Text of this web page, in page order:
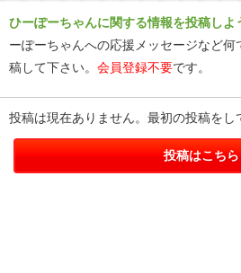
ひーぽーちゃんに関する情報を投稿しよ
ーぽーちゃんへの応援メッセージなど
稿して下さい。 会員登録不要です。
投稿は現在ありません。最初の投稿をし
投稿はこちら